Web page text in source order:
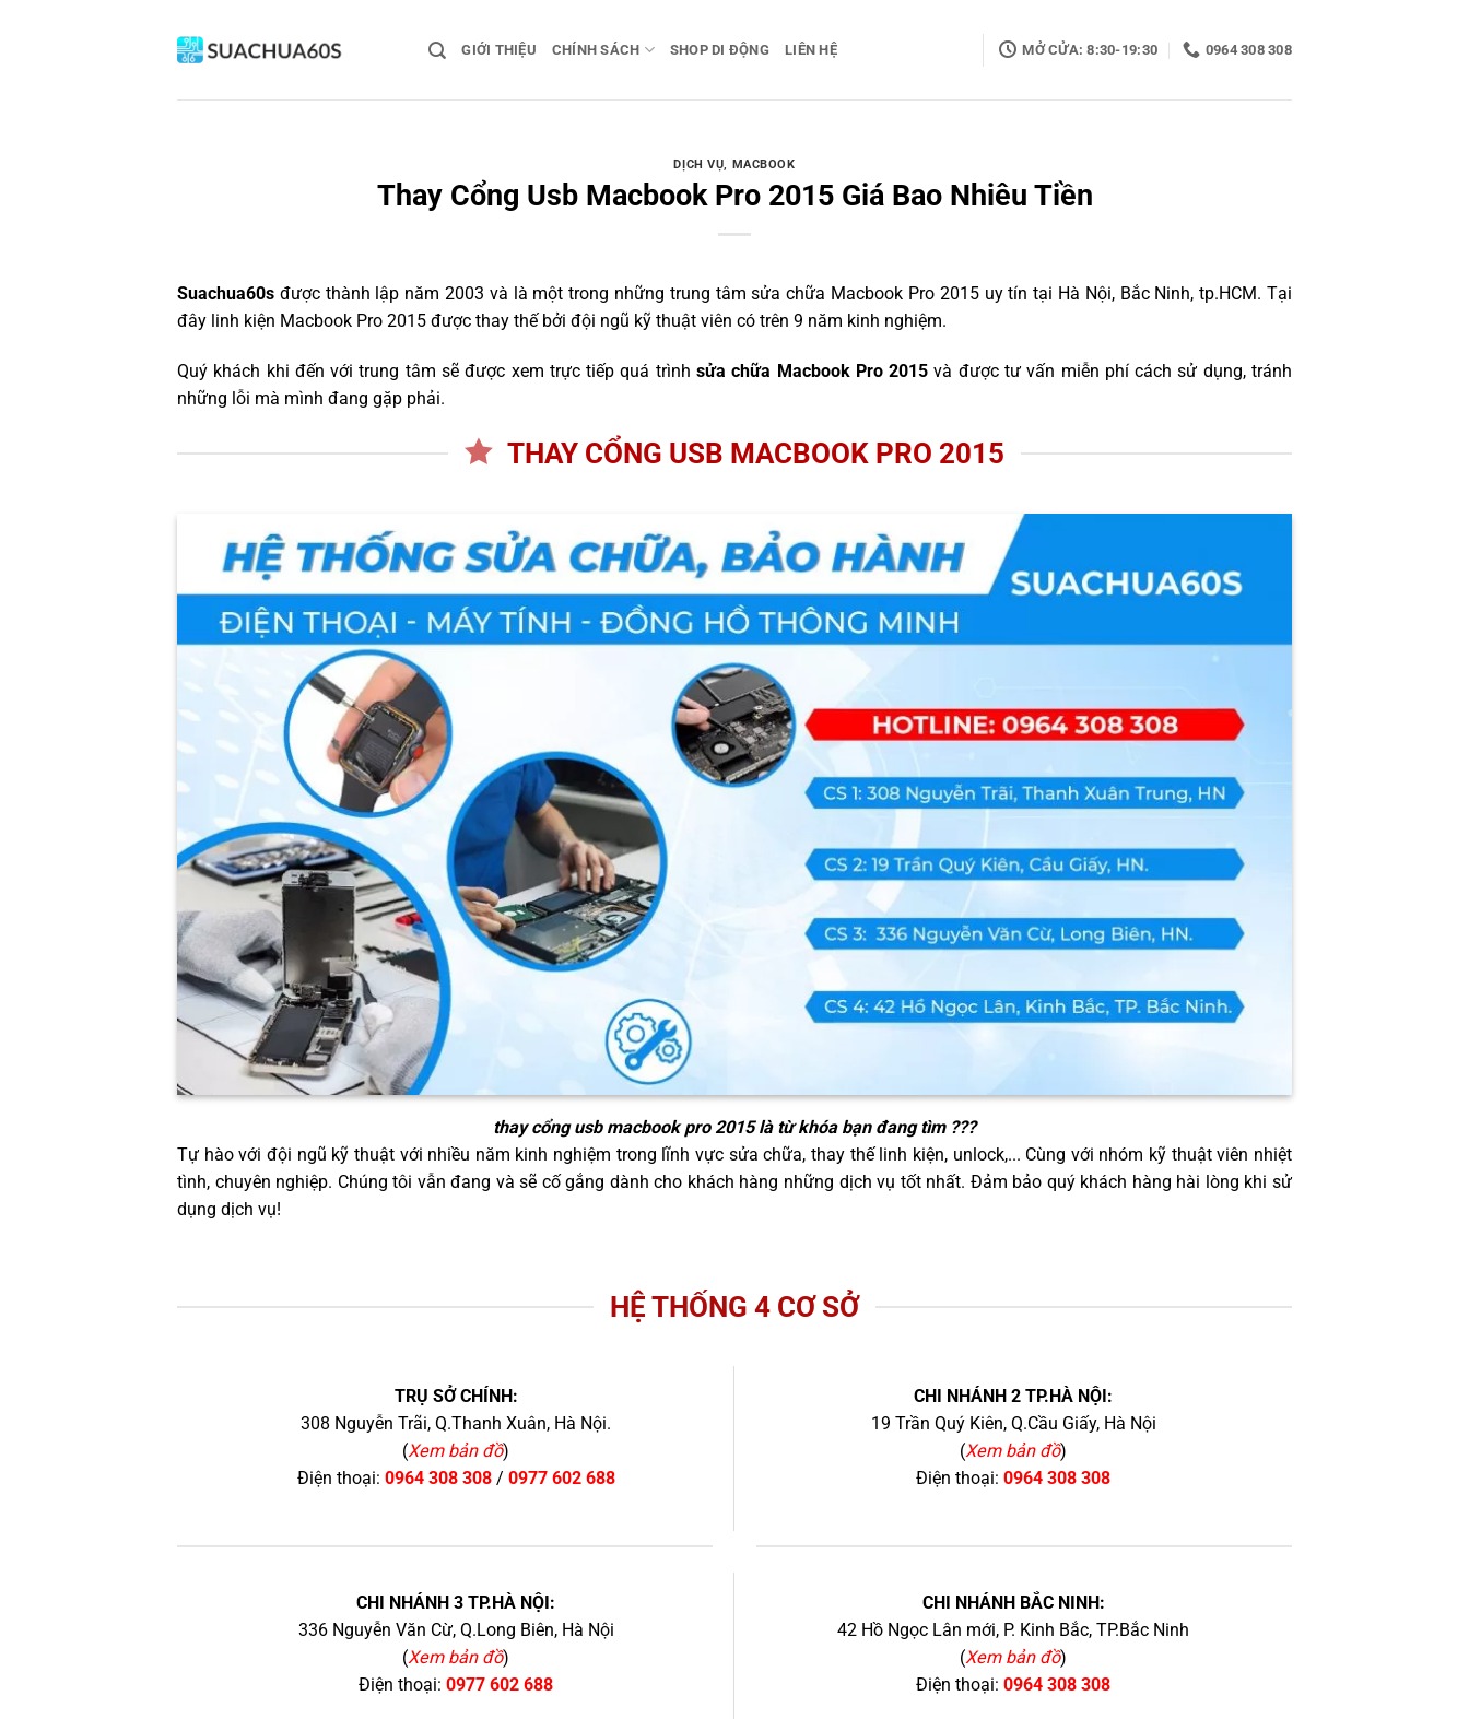
GIỚI THIỆU CHÍNH SÁCH SHOP DI ĐỘNG LIÊN HỆ MỞ CỬA: 8:30-19:30 0964 308 308
DỊCH VỤ, MACBOOK
Thay Cổng Usb Macbook Pro 2015 Giá Bao Nhiêu Tiền
Suachua60s được thành lập năm 2003 và là một trong những trung tâm sửa chữa Macbook Pro 2015 uy tín tại Hà Nội, Bắc Ninh, tp.HCM. Tại
đây linh kiện Macbook Pro 2015 được thay thế bởi đội ngũ kỹ thuật viên có trên 9 năm kinh nghiệm.
Quý khách khi đến với trung tâm sẽ được xem trực tiếp quá trình sửa chữa Macbook Pro 2015 và được tư vấn miễn phí cách sử dụng, tránh
những lỗi mà mình đang gặp phải.
THAY CỔNG USB MACBOOK PRO 2015
thay cổng usb macbook pro 2015là từ khóa bạn đang tìm ???
Tự hào với đội ngũ kỹ thuật với nhiều năm kinh nghiệm trong lĩnh vực sửa chữa, thay thế linh kiện, unlock,... Cùng với nhóm kỹ thuật viên nhiệt
tình, chuyên nghiệp. Chúng tôi vẫn đang và sẽ cố gắng dành cho khách hàng những dịch vụ tốt nhất. Đảm bảo quý khách hàng hài lòng khi sử
dụng dịch vụ!
HỆ THỐNG 4 CƠ SỞ
TRỤ SỞ CHÍNH:
308 Nguyễn Trãi, Q.Thanh Xuân, Hà Nội.
(Xem bản đồ)
Điện thoại: 0964 308 308/ 0977 602 688
CHI NHÁNH 2 TP.HÀ NỘI:
19 Trần Quý Kiên, Q.Cầu Giấy, Hà Nội
(Xem bản đồ)
Điện thoại: 0964 308 308
CHI NHÁNH 3 TP.HÀ NỘI:
336 Nguyễn Văn Cừ, Q.Long Biên, Hà Nội
(Xem bản đồ)
Điện thoại: 0977 602 688
CHI NHÁNH BẮC NINH:
42 Hồ Ngọc Lân mới, P. Kinh Bắc, TP.Bắc Ninh
(Xem bản đồ)
Điện thoại: 0964 308 308